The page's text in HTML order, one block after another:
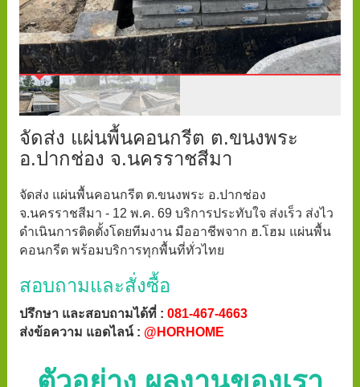
จัดส่ง แผ่นพื้นคอนกรีต ต.ขนงพระ
อ.ปากช่อง จ.นครราชสีมา
จัดส่ง แผ่นพื้นคอนกรีต ต.ขนงพระ อ.ปากช่อง
จ.นครราชสีมา - 12 พ.ค. 69 บริการประทับใจ ส่งเร็ว ส่งไว
ดำเนินการติดตั้งโดยทีมงาน มืออาชีพจาก ฮ.โฮม แผ่นพื้น
คอนกรีต พร้อมบริการทุกพื้นที่ทั่วไทย
สอบถามและสั่งซื้อ
ปรึกษา และสอบถามได้ที่ : 081-467-4663
ส่งข้อความ แอดไลน์ : @HORHOME